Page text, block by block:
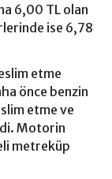
6,00 TL olan
ise 6,78
etme
önce benzin
etme ve
Motorin
metreküp